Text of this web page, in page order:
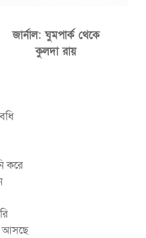
জার্নাল: ঘুমপার্ক থেকে
কুলদা রায়
করে
আসছে